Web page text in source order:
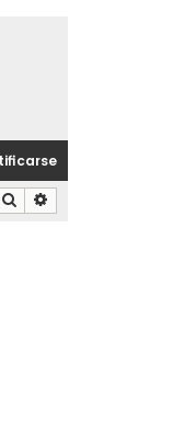
Buscar